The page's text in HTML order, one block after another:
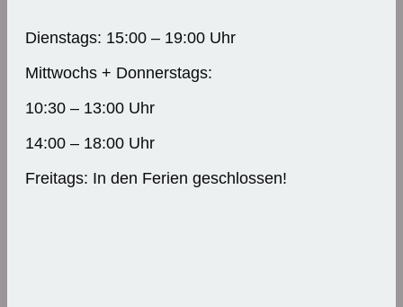
Dienstags: 15:00 – 19:00 Uhr
Mittwochs + Donnerstags:
10:30 – 13:00 Uhr
14:00 – 18:00 Uhr
Freitags: In den Ferien geschlossen!